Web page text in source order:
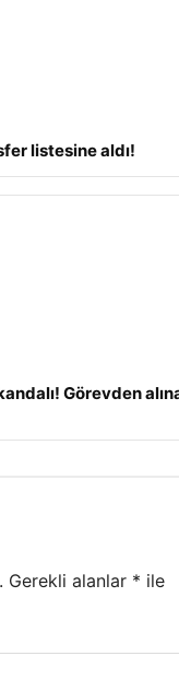
listesine aldı!
Görevden
Gerekli alanlar * ile